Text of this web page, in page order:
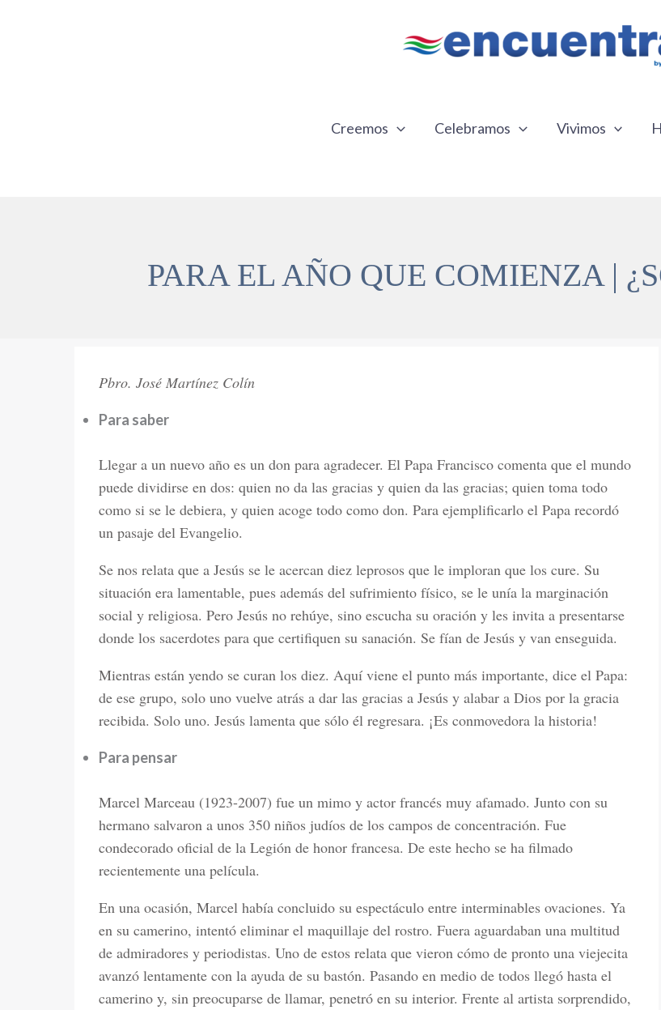
Creemos Celebramos Vivimos
PARA EL AÑO QUE COMIENZA |
Pbro. José Martínez Colín
Para saber
Llegar a un nuevo año es un don para agradecer. El Papa Francisco comenta que el mundo
puede dividirse en dos: quien no da las gracias y quien da las gracias; quien toma todo
como si se le debiera, y quien acoge todo como don. Para ejemplificarlo el Papa recordó
un pasaje del Evangelio.
Se nos relata que a Jesús se le acercan diez leprosos que le imploran que los cure. Su
situación era lamentable, pues además del sufrimiento físico, se le unía la marginación
social y religiosa. Pero Jesús no rehúye, sino escucha su oración y les invita a presentarse
donde los sacerdotes para que certifiquen su sanación. Se fían de Jesús y van enseguida.
Mientras están yendo se curan los diez. Aquí viene el punto más importante, dice el Papa:
de ese grupo, solo uno vuelve atrás a dar las gracias a Jesús y alabar a Dios por la gracia
recibida. Solo uno. Jesús lamenta que sólo él regresara. ¡Es conmovedora la historia!
Para pensar
Marcel Marceau (1923-2007) fue un mimo y actor francés muy afamado. Junto con su
hermano salvaron a unos 350 niños judíos de los campos de concentración. Fue
condecorado oficial de la Legión de honor francesa. De este hecho se ha filmado
recientemente una película.
En una ocasión, Marcel había concluido su espectáculo entre interminables ovaciones. Ya
en su camerino, intentó eliminar el maquillaje del rostro. Fuera aguardaban una multitud
de admiradores y periodistas. Uno de estos relata que vieron cómo de pronto una viejecita
avanzó lentamente con la ayuda de su bastón. Pasando en medio de todos llegó hasta el
camerino y, sin preocuparse de llamar, penetró en su interior. Frente al artista sorprendido,